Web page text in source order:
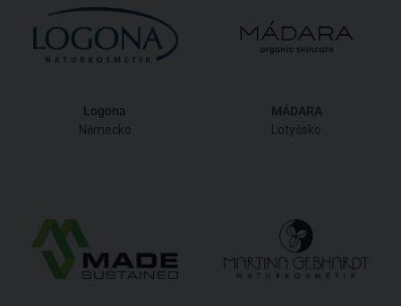
Logona
Německo
MÁDARA
Lotyšsko